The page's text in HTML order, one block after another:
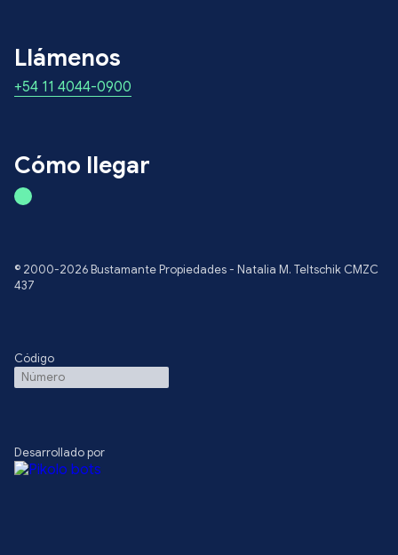
Llámenos
+54 11 4044-0900
Cómo llegar
© 2000-2026 Bustamante Propiedades - Natalia M. Teltschik CMZC
437
Código
Desarrollado por